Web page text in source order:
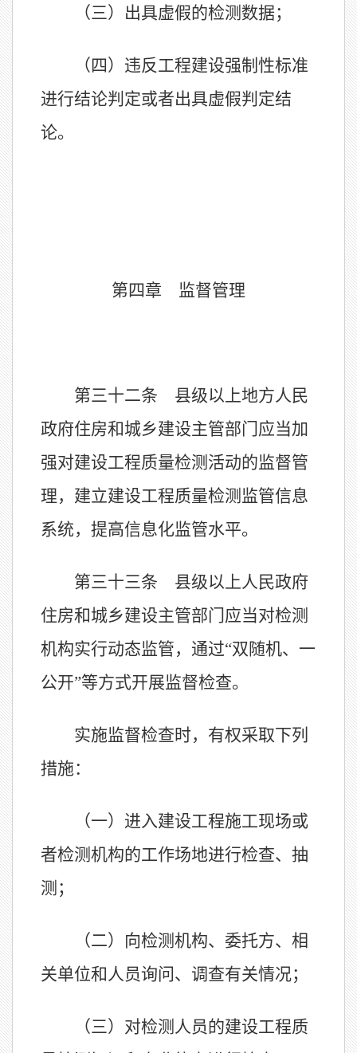
（三）出具虚假的检测数据；
（四）违反工程建设强制性标准
进行结论判定或者出具虚假判定结
论。
第四章 监督管理
第三十二条 县级以上地方人民
政府住房和城乡建设主管部门应当加
强对建设工程质量检测活动的监督管
理，建立建设工程质量检测监管信息
系统，提高信息化监管水平。
第三十三条 县级以上人民政府
住房和城乡建设主管部门应当对检测
机构实行动态监管，通过“双随机、一
公开”等方式开展监督检查。
实施监督检查时，有权采取下列
措施：
（一）进入建设工程施工现场或
者检测机构的工作场地进行检查、抽
测；
（二）向检测机构、委托方、相
关单位和人员询问、调查有关情况；
（三）对检测人员的建设工程质